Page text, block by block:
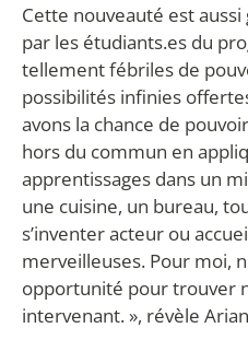
Cette nouveauté est
par les étudiants.es du
tellement fébriles de
possibilités infinies
avons la chance de
hors du commun en
apprentissages dans un
une cuisine, un bureau,
s’inventer acteur ou
merveilleuses. Pour moi,
opportunité pour trouver
intervenant. », révèle